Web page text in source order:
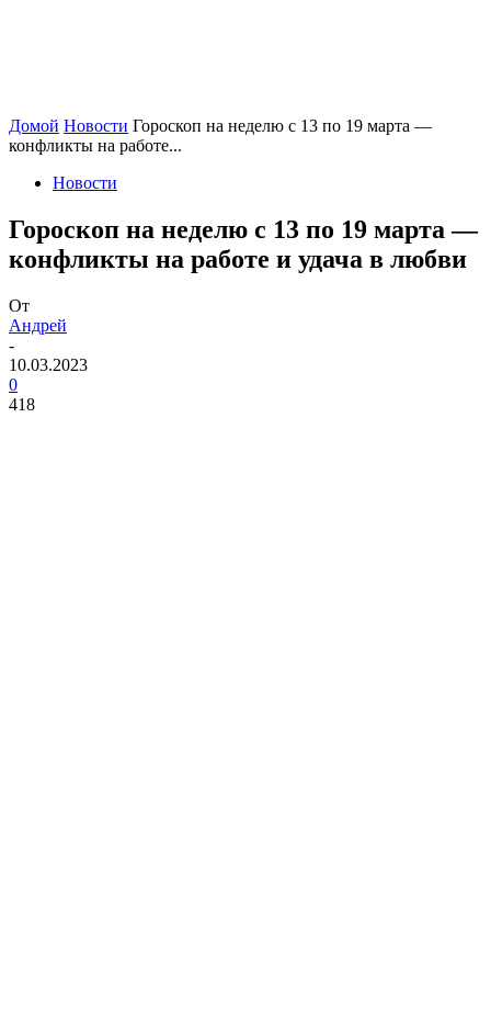
Домой Новости Гороскоп на неделю с 13 по 19 марта —
конфликты на работе...
Новости
Гороскоп на неделю с 13 по 19 марта —
конфликты на работе и удача в любви
От
Андрей
-
10.03.2023
0
418